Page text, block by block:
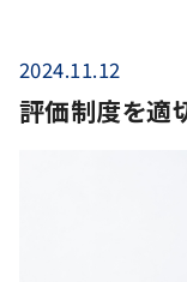
2024.11.12
評価制度を適